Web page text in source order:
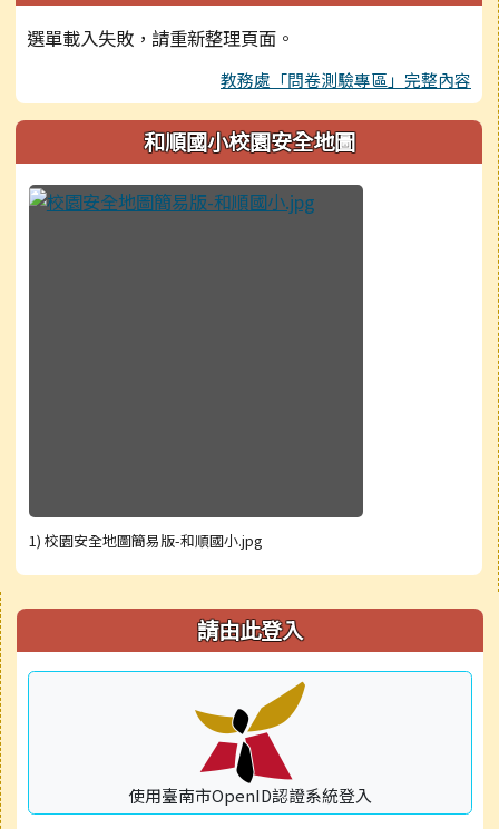
選單載入失敗，請重新整理頁面。
教務處「問卷測驗專區」完整內容
和順國小校園安全地圖
1) 校園安全地圖簡易版-和順國小.jpg
右邊區域內容 請由此登入
使用臺南市OpenID認證系統登入